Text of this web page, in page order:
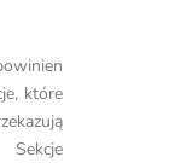
które